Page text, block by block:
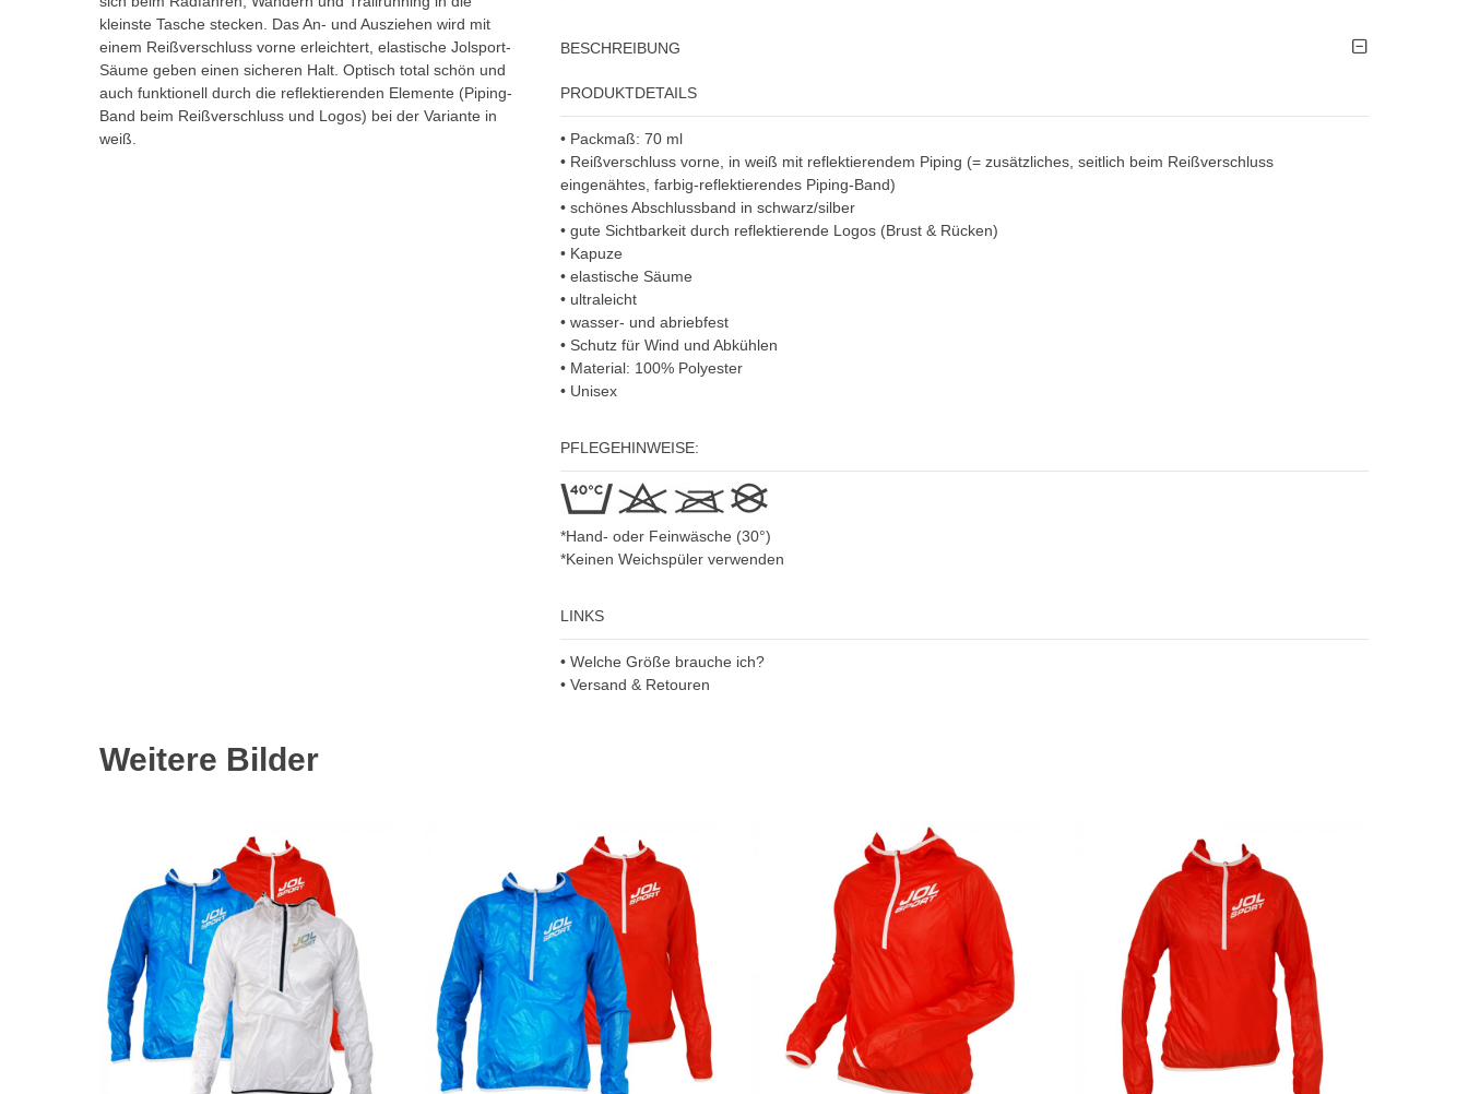
BESCHREIBUNG
PRODUKTDETAILS
• Packmaß: 70 ml
• Reißverschluss vorne, in weiß mit reflektierendem Piping (= zusätzliches, seitlich beim Reißverschluss
eingenähtes, farbig-reflektierendes Piping-Band)
• schönes Abschlussband in schwarz/silber
• gute Sichtbarkeit durch reflektierende Logos (Brust & Rücken)
• Kapuze
• elastische Säume
• ultraleicht
• wasser- und abriebfest
• Schutz für Wind und Abkühlen
• Material: 100% Polyester
• Unisex
PFLEGEHINWEISE:
*Hand- oder Feinwäsche (30°)
*Keinen Weichspüler verwenden
LINKS
• Welche Größe brauche ich?
• Versand & Retouren
kleinste Tasche stecken. Das An- und Ausziehen wird mit
einem Reißverschluss vorne erleichtert, elastische Jolsport-
Säume geben einen sicheren Halt. Optisch total schön und
auch funktionell durch die reflektierenden Elemente (Piping-
Band beim Reißverschluss und Logos) bei der Variante in
weiß.
Weitere Bilder